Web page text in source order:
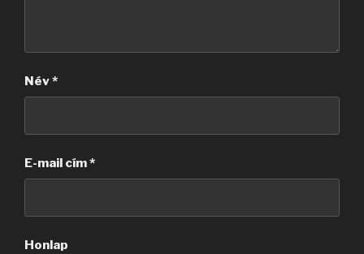
Név*
E-mail cím*
Honlap